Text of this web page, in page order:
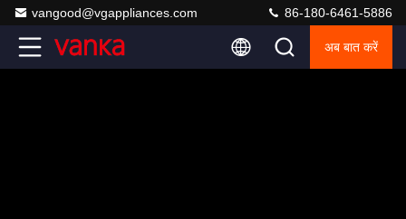
vangood@vgappliances.com 86-180-6461-5886
अब बात करें